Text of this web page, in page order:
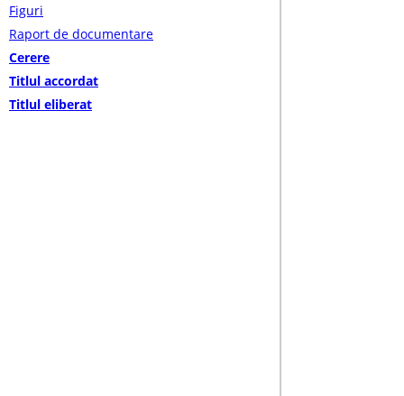
Figuri
Raport de documentare
Cerere
Titlul accordat
Titlul eliberat